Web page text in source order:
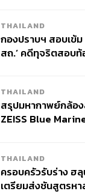
THAILAND
กองปราบฯ สอบเข้
สถ.’ คดีทุจริตสอบ
THAILAND
สรุปมหากาพย์กล้อ
ZEISS Blue
จ่ายหนี้-แอบระบุแบร
THAILAND
ครอบครัวรับร่าง ฮลุ
เตรียมส่งชันสูตรหา